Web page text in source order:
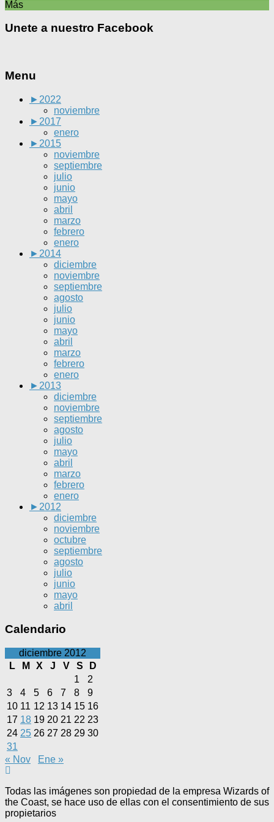
Más
Unete a nuestro Facebook
Menu
► 2022
noviembre
► 2017
enero
► 2015
noviembre
septiembre
julio
junio
mayo
abril
marzo
febrero
enero
► 2014
diciembre
noviembre
septiembre
agosto
julio
junio
mayo
abril
marzo
febrero
enero
► 2013
diciembre
noviembre
septiembre
agosto
julio
mayo
abril
marzo
febrero
enero
► 2012
diciembre
noviembre
octubre
septiembre
agosto
julio
junio
mayo
abril
Calendario
diciembre 2012
L
M X J V S
D
1
2
3
4 5 6 7 8
9
10 11 12 13 14 15 16
17 18 19 20 21 22 23
24 25 26 27 28 29 30
31
« Nov
Ene »
Todas las imágenes son propiedad de la empresa Wizards of
the Coast, se hace uso de ellas con el consentimiento de sus
propietarios